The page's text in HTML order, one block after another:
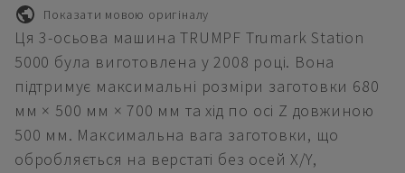
Показати мовою оригіналу
Ця 3-осьова машина TRUMPF Trumark Station
5000 була виготовлена у 2008 році. Вона
підтримує максимальні розміри заготовки 680
мм × 500 мм × 700 мм та хід по осі Z довжиною
500 мм. Максимальна вага заготовки, що
обробляється на верстаті без осей X/Y,